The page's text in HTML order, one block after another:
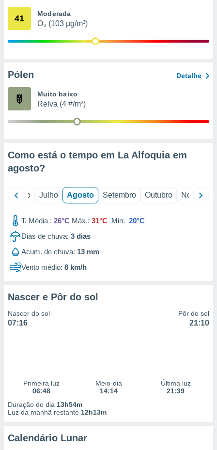
através
estudos
1199
41 Moderada
O₃ (103 µg/m³)
Pólen Detalhe
Muito baixo
Relva (4 #/m³)
Como está o tempo em La Alfoquia em
agosto?
Junho Julho Agosto Setembro Outubro Novembro
T. Média : 26°C Máx.: 31°C Min: 20°C
Dias de chuva: 3 dias
Acum. de chuva: 13 mm
Vento médio: 8 km/h
Nascer e Pôr do sol
Nascer do sol
07:16
Pôr do sol
21:10
Primeira luz
06:48
Meio-dia
14:14
Última luz
21:39
Duração do dia 13h54m
Luz da manhã restante 12h13m
Calendário Lunar